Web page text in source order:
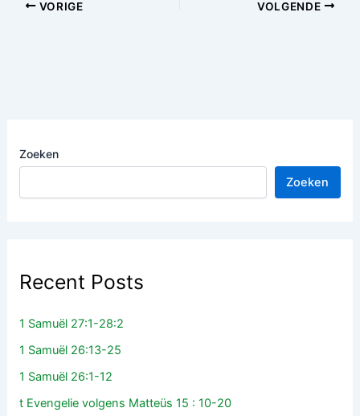
Zoeken
Zoeken
Recent Posts
1 Samuël 27:1-28:2
1 Samuël 26:13-25
1 Samuël 26:1-12
t Evengelie volgens Matteüs 15 : 10-20
VORIGE VOLGENDE